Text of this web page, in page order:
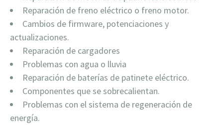
Reparación de freno eléctrico o freno motor.
Cambios de firmware, potenciaciones y
actualizaciones.
Reparación de cargadores
Problemas con agua o lluvia
Reparación de baterías de patinete eléctrico.
Componentes que se sobrecalientan.
Problemas con el sistema de regeneración de
energía.